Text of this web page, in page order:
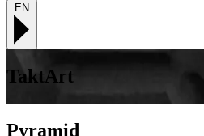
EN
TaktArt
Pyramid